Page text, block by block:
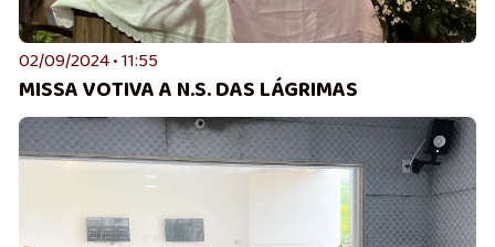
02/09/2024 • 11:55
MISSA VOTIVA A N.S. DAS LÁGRIMAS